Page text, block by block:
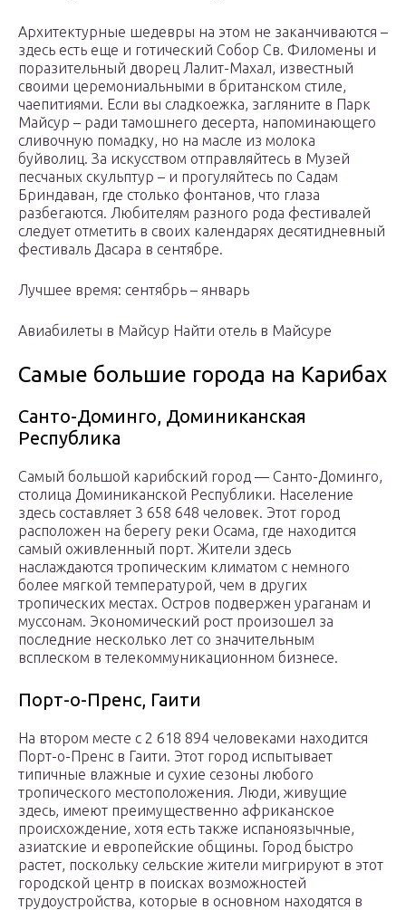
Архитектурные шедевры на этом не заканчиваются –
здесь есть еще и готический Собор Св. Филомены и
поразительный дворец Лалит-Махал, известный
своими церемониальными в британском стиле,
чаепитиями. Если вы сладкоежка, загляните в Парк
Майсур – ради тамошнего десерта, напоминающего
сливочную помадку, но на масле из молока
буйволиц. За искусством отправляйтесь в Музей
песчаных скульптур – и прогуляйтесь по Садам
Бриндаван, где столько фонтанов, что глаза
разбегаются. Любителям разного рода фестивалей
следует отметить в своих календарях десятидневный
фестиваль Дасара в сентябре.
Лучшее время: сентябрь – январь
Авиабилеты в Майсур Найти отель в Майсуре
Самые большие города на Карибах
Санто-Доминго, Доминиканская
Республика
Самый большой карибский город — Санто-Доминго,
столица Доминиканской Республики. Население
здесь составляет 3 658 648 человек. Этот город
расположен на берегу реки Осама, где находится
самый оживленный порт. Жители здесь
наслаждаются тропическим климатом с немного
более мягкой температурой, чем в других
тропических местах. Остров подвержен ураганам и
муссонам. Экономический рост произошел за
последние несколько лет со значительным
всплеском в телекоммуникационном бизнесе.
Порт-о-Пренс, Гаити
На втором месте с 2 618 894 человеками находится
Порт-о-Пренс в Гаити. Этот город испытывает
типичные влажные и сухие сезоны любого
тропического местоположения. Люди, живущие
здесь, имеют преимущественно африканское
происхождение, хотя есть также испаноязычные,
азиатские и европейские общины. Город быстро
растет, поскольку сельские жители мигрируют в этот
городской центр в поисках возможностей
трудоустройства, которые в основном находятся в